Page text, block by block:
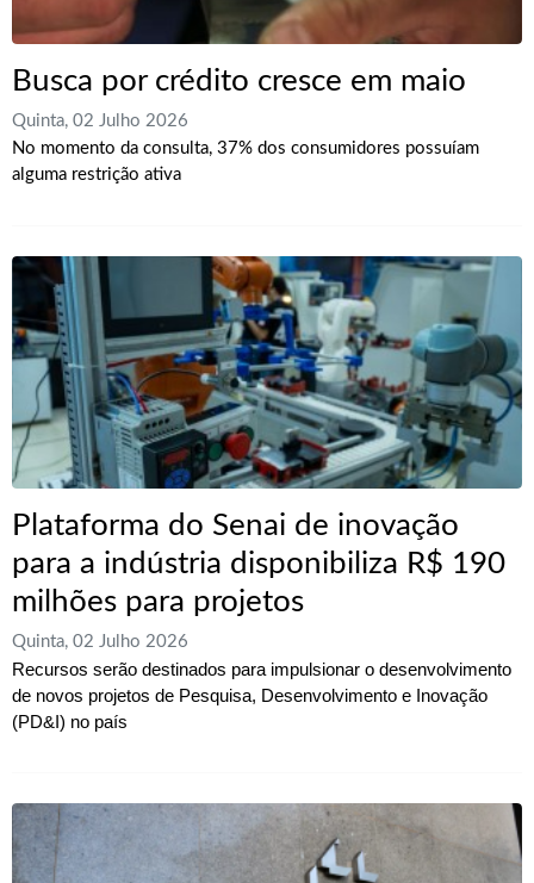
Busca por crédito cresce em maio
Quinta, 02 Julho 2026
No momento da consulta, 37% dos consumidores possuíam
alguma restrição ativa
Plataforma do Senai de inovação
para a indústria disponibiliza R$ 190
milhões para projetos
Quinta, 02 Julho 2026
Recursos serão destinados para impulsionar o desenvolvimento
de novos projetos de Pesquisa, Desenvolvimento e Inovação
(PD&I) no país